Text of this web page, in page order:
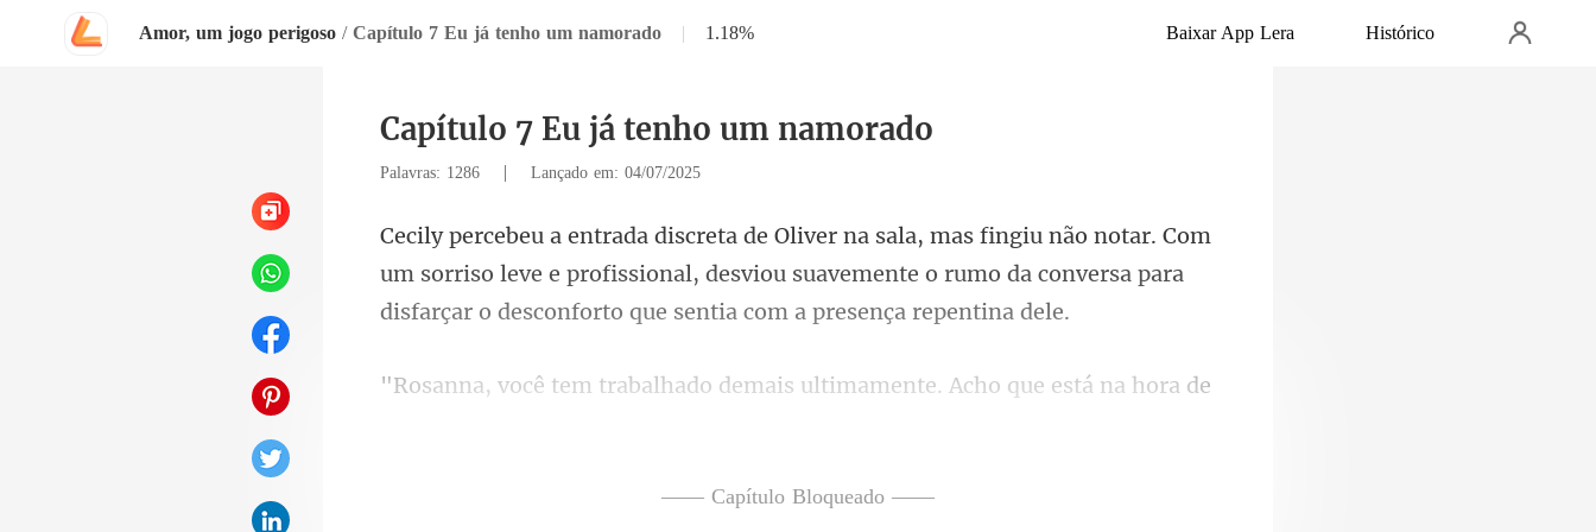
Amor, um jogo perigoso / Capítulo 7 Eu já tenho um namorado | 1.18% Baixar App Lera Histórico
Capítulo 7 Eu já tenho um namorado
Palavras: 1286 | Lançado em: 04/07/2025
r. Com
um sorriso leve e profissional, desviou suavemente o rumo da conve
amente. Acho que está na hora de
—— Capítulo Bloqueado ——